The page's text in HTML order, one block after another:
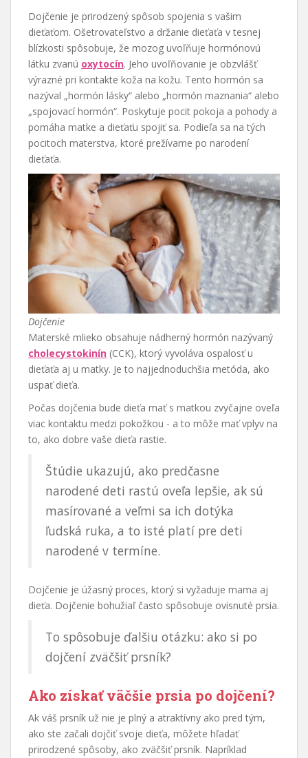
Dojčenie je prirodzený spôsob spojenia s vašim
dieťaťom. Ošetrovateľstvo a držanie dieťaťa v tesnej
blízkosti spôsobuje, že mozog uvoľňuje hormónovú
látku zvanú oxytocín. Jeho uvoľňovanie je obzvlášť
výrazné pri kontakte koža na kožu. Tento hormón sa
nazýval „hormón lásky“ alebo „hormón maznania“ alebo
„spojovací hormón“. Poskytuje pocit pokoja a pohody a
pomáha matke a dieťaťu spojiť sa. Podieľa sa na tých
pocitoch materstva, ktoré prežívame po narodení
dieťaťa.
Dojčenie
Materské mlieko obsahuje nádherný hormón nazývaný
cholecystokinín (CCK), ktorý vyvoláva ospalosť u
dieťaťa aj u matky. Je to najjednoduchšia metóda, ako
uspať dieťa.
Počas dojčenia bude dieťa mať s matkou zvyčajne oveľa
viac kontaktu medzi pokožkou - a to môže mať vplyv na
to, ako dobre vaše dieťa rastie.
Štúdie ukazujú, ako predčasne
narodené deti rastú oveľa lepšie, ak sú
masírované a veľmi sa ich dotýka
ľudská ruka, a to isté platí pre deti
narodené v termíne.
Dojčenie je úžasný proces, ktorý si vyžaduje mama aj
dieťa. Dojčenie bohužiaľ často spôsobuje ovisnuté prsia.
To spôsobuje ďalšiu otázku: ako si po
dojčení zväčšiť prsník?
Ako získať väčšie prsia po dojčení?
Ak váš prsník už nie je plný a atraktívny ako pred tým,
ako ste začali dojčiť svoje dieťa, môžete hľadať
prirodzené spôsoby, ako zväčšiť prsník. Napríklad